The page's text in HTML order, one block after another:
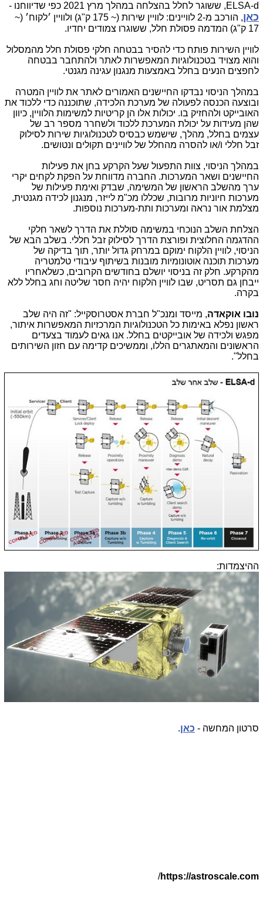
ELSA-d, ששוגר לחלל בהצלחה במהלך מרץ 2021 כפי שדיווחנו -
כאן
, הורכב מ-2 לוויינים: לוויין שירות (~ 175 ק"ג) ולוויין ׳לקוח׳ (~
17 ק"ג) המדמה פסולת חלל, ששוגרו צמודים יחדיו.
לוויין השירות פותח כדי להסיר בבטחה חלקי פסולת חלל מהמסלול
והוא מצויד בטכנולוגיות המאפשרות לאתר ולהתחבר בבטחה
לחפצים הנעים בחלל באמצעות מנגנון עגינה מגנטי.
במהלך הניסוי נבדקו החיישנים האמורים לאתר את לוויין המטרה
ובוצעה הכנסה לפעולה של מערכת הלכידה, שתוכננה כדי ללכוד את
האובייקט ולהחזיק בו. יכולות אלו הן קריטיות למשימות הלוויין, כיוון
שהן מעידות על יכולת המערכת ללכוד ולשחרר מספר רב של
עצמים בחלל, מהלך, שישמש כבסיס לטכנולוגיות שירות לסילוק
זבל חללי ו/או להסרה מהחלל של לוויינים תקולים ונטושים.
במהלך הניסוי, צוות התפעול שעל הקרקע בחן את פעילות
החיישנים ושאר המערכות. החברה מדווחת על הפקת לקחים יקרי
ערך מהשלב הראשון של המשימה, שבדק ואימת פעילות של
מערכות חיוניות מרובות, שכללו מכ"מ לייזר, מנגנון לכידה מגנטית,
מצלמת אור נראה ומערכות ותת-מערכות נוספות.
הצלחת השלב הנוכחי במשימה סוללת את הדרך לשאר חלקי
ההדגמה החלוצית ופורצת הדרך לסילוק זבל חללי. בשלב הבא של
הניסוי, לוויין הלקוח ימוקם במרחק גדול יותר, תוך בדיקה של
מערכות תוכנה אוטונומיות מובנות בשיתוף עיבודי טלמטריה
מהקרקע. חלק זה בניסוי יושלם בחודשים הקרובים, כשלאחריו
ייבחן גם תסריט, שבו לוויין הלקוח יהיה חסר שליטה וחג בחלל ללא
בקרה.
נובו אוקאדה, מייסד ומנכ"ל חברת אסטרוסקייל: "זה היה שלב
ראשון נפלא באימות כל הטכנולוגיות המרכזיות המאפשרות איתור,
מפגש ולכידה של אובייקטים בחלל. אנו גאים לעמוד בצעדים
הראשונים והמאתגרים הללו, וממשיכים קדימה עם חזון השירותים
בחלל".
ההיצמדות:
סרטון המחשה - כאן.
https://astroscale.com
/